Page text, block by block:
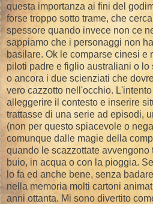
questa importanza ai fini del
forse troppo sotto trame, che
spessore quando invece non ce
sappiamo che i personaggi non
basilare. Ok le comparse cinesi e
piloti padre e figlio australiani o
o ancora i due scienziati che
vero cazzotto nell'occhio.
alleggerire il contesto e inserire
trattasse di una serie ad episodi,
(non per questo spiacevole o
comunque dalle magie della
quando le scazzottate avvengono
buio, in acqua o con la pioggia.
lo fa ed anche bene, senza
nella memoria molti cartoni
anni ottanta. Mi sono divertito